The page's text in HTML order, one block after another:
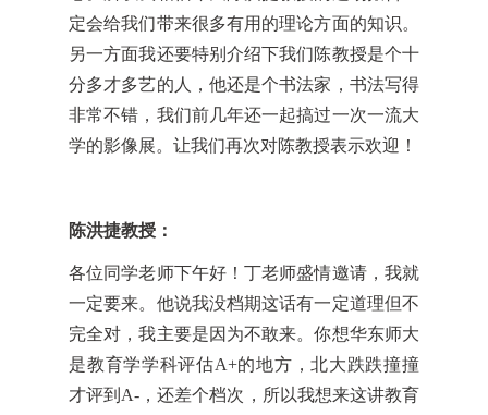
定会给我们带来很多有用的理论方面的知识。
另一方面我还要特别介绍下我们陈教授是个十
分多才多艺的人，他还是个书法家，书法写得
非常不错，我们前几年还一起搞过一次一流大
学的影像展。让我们再次对陈教授表示欢迎！
陈洪捷教授：
各位同学老师下午好！丁老师盛情邀请，我就
一定要来。他说我没档期这话有一定道理但不
完全对，我主要是因为不敢来。你想华东师大
是教育学学科评估A+的地方，北大跌跌撞撞
才评到A-，还差个档次，所以我想来这讲教育